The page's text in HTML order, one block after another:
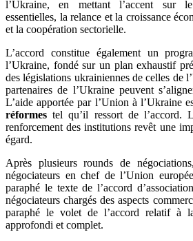
l’Ukraine, en mettant l’accent sur
essentielles, la relance et la croissance
et la coopération sectorielle.
L’accord constitue également un
l’Ukraine, fondé sur un plan exhaustif
des législations ukrainiennes de celles de
partenaires de l’Ukraine peuvent
L’aide apportée par l’Union à l’Ukraine
réformes tel qu’il ressort de l’accord.
renforcement des institutions revêt une
égard.
Après plusieurs rounds de
négociateurs en chef de l’Union
paraphé le texte de l’accord
négociateurs chargés des aspects
paraphé le volet de l’accord relatif à
approfondi et complet.